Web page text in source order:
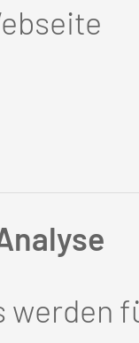
Falk
der
werden